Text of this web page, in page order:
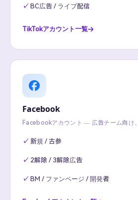
BC広告 / ライブ配信
TikTokアカウント一覧
Facebook
Facebookアカウント — 広告チーム向け。
新規 / 古参
2解除 / 3解除広告
BM / ファンページ / 開発者